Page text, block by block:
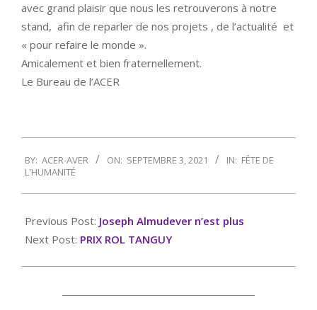
avec grand plaisir que nous les retrouverons à notre
stand, afin de reparler de nos projets , de l’actualité et
« pour refaire le monde ».
Amicalement et bien fraternellement.
Le Bureau de l’ACER
09-
BY: ACER-AVER ON: SEPTEMBRE 3, 2021 IN: FÊTE DE
L'HUMANITÉ
Previous Post: Joseph Almudever n’est plus
Next Post: PRIX ROL TANGUY